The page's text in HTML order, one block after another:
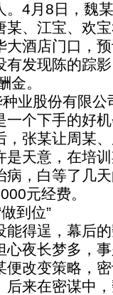
。4月8日，魏
某、江宝、欢
大酒店门口，
有发现陈的踪
金。
股份有限公
一个下手的好
，张某让周某
是天意，在培
病，白等了几
元经费。
到位”
得逞，幕后的
心夜长梦多，
便改变策略，
后来在密谋中